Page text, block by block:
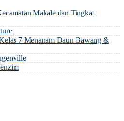
Makale dan Tingkat
7 Menanam Daun Bawang &